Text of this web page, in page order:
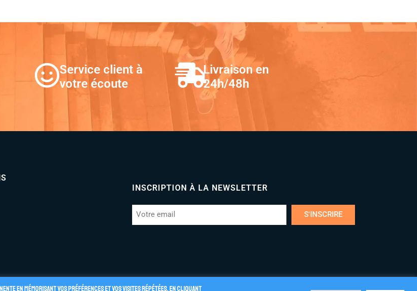
Service client à
votre écoute
Livraison en
24h/48h
INSCRIPTION À LA NEWSLETTER
S'INSCRIRE
en mémorisant vos préférences et vos visites répétées. En cliquant